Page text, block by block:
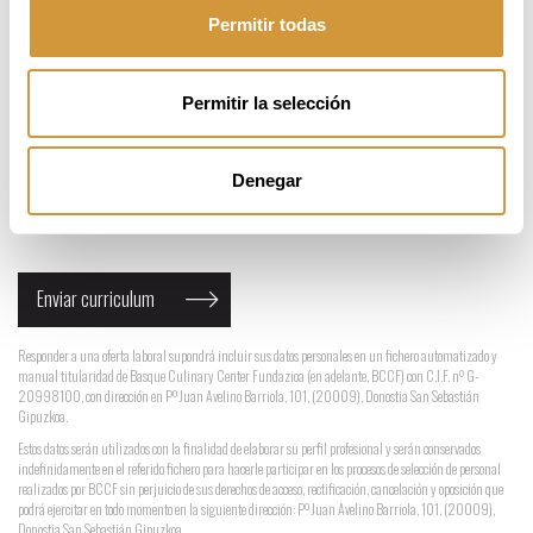
Permitir todas
Permitir la selección
Denegar
espacios y guiones _ - en los nombres de los ficheros.
He leído y acepto lascondiciones
Responder a una oferta laboral supondrá incluir sus datos personales en un fichero automatizado y
manual titularidad de Basque Culinary Center Fundazioa (en adelante, BCCF) con C.I.F. nº G-
20998100, con dirección en Pº Juan Avelino Barriola, 101, (20009), Donostia San Sebastián
Gipuzkoa.
Estos datos serán utilizados con la finalidad de elaborar su perfil profesional y serán conservados
indefinidamente en el referido fichero para hacerle participar en los procesos de selección de personal
realizados por BCCF sin perjuicio de sus derechos de acceso, rectificación, cancelación y oposición que
podrá ejercitar en todo momento en la siguiente dirección: Pº Juan Avelino Barriola, 101, (20009),
Donostia San Sebastián Gipuzkoa.